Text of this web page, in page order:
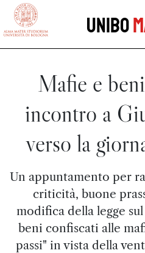
vai al contenuto della pagina
Unibo
Mafie e
incontro a
verso la
Un appuntamento per
criticità, buone
modifica della legge
beni confiscati alle
passi" in vista della